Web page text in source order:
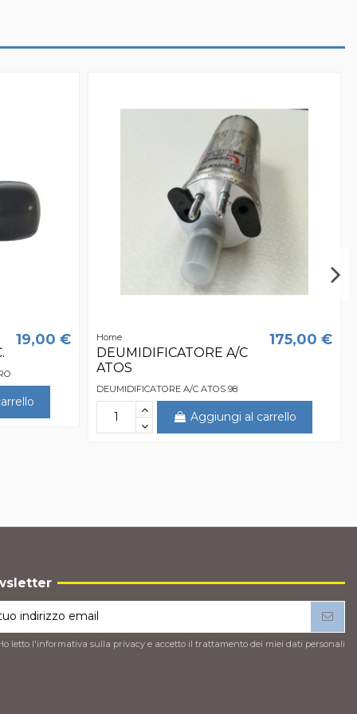
19,00 € Home
DEUMIDIFICATORE A/C
ATOS
175,00 €
DEUMIDIFICATORE A/C ATOS 98
Aggiungi al carrello
letto l'informativa sulla privacy e accetto il trattamento dei miei dati personali